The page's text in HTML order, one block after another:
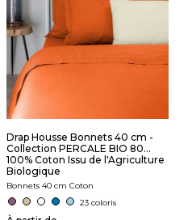
Drap Housse Bonnets 40 cm -
Collection PERCALE BIO 80...
100% Coton Issu de l'Agriculture
Biologique
Bonnets 40 cm Coton
23 coloris